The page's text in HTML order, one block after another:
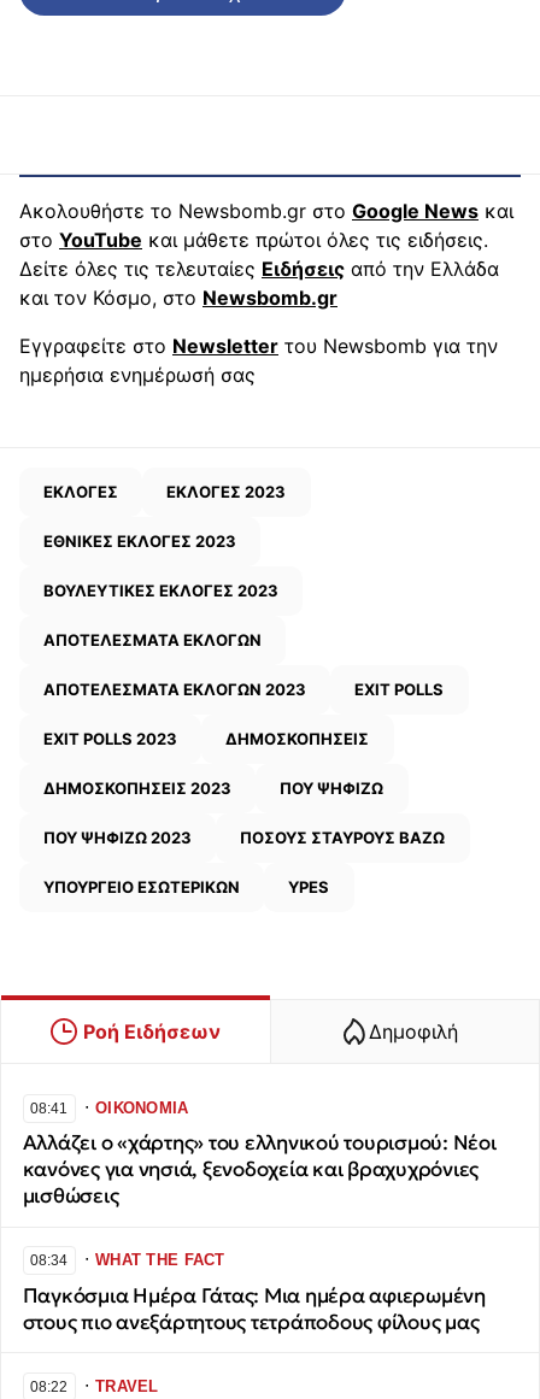
Ακολουθήστε το Newsbomb.gr στο Google News και
στο YouTube και μάθετε πρώτοι όλες τις ειδήσεις.
Δείτε όλες τις τελευταίες Ειδήσεις από την Ελλάδα
και τον Κόσμο, στο Newsbomb.gr
Εγγραφείτε στο Newsletter του Newsbomb για την
ημερήσια ενημέρωσή σας
ΕΚΛΟΓΕΣ ΕΚΛΟΓΕΣ 2023
ΕΘΝΙΚΕΣ ΕΚΛΟΓΕΣ 2023
ΒΟΥΛΕΥΤΙΚΕΣ ΕΚΛΟΓΕΣ 2023
ΑΠΟΤΕΛΕΣΜΑΤΑ ΕΚΛΟΓΩΝ
ΑΠΟΤΕΛΕΣΜΑΤΑ ΕΚΛΟΓΩΝ 2023 EXIT POLLS
EXIT POLLS 2023 ΔΗΜΟΣΚΟΠΗΣΕΙΣ
ΔΗΜΟΣΚΟΠΗΣΕΙΣ 2023 ΠΟΥ ΨΗΦΙΖΩ
ΠΟΥ ΨΗΦΙΖΩ 2023 ΠΟΣΟΥΣ ΣΤΑΥΡΟΥΣ ΒΑΖΩ
ΥΠΟΥΡΓΕΙΟ ΕΣΩΤΕΡΙΚΩΝ YPES
Ροή Ειδήσεων Δημοφιλή
08:41 ∙ΟΙΚΟΝΟΜΙΑ
Αλλάζει ο «χάρτης» του ελληνικού τουρισμού: Νέοι
κανόνες για νησιά, ξενοδοχεία και βραχυχρόνιες
μισθώσεις
08:34 ∙WHAT THE FACT
Παγκόσμια Ημέρα Γάτας: Μια ημέρα αφιερωμένη
στους πιο ανεξάρτητους τετράποδους φίλους μας
08:22 ∙TRAVEL